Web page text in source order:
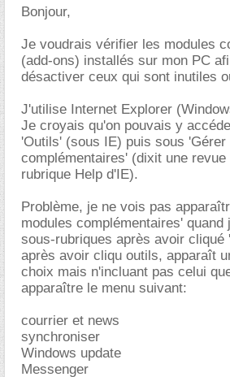
Bonjour,
Je voudrais vérifier les modules
(add-ons) installés sur mon PC
désactiver ceux qui sont inutiles
J'utilise Internet Explorer
Je croyais qu'on pouvais y
'Outils' (sous IE) puis sous 'Gérer
complémentaires' (dixit une
rubrique Help d'IE).
Problème, je ne vois pas
modules complémentaires'
sous-rubriques après avoir cliqué
après avoir cliqu outils, apparaît
choix mais n'incluant pas celui
apparaître le menu suivant:
courrier et news
synchroniser
Windows update
Messenger